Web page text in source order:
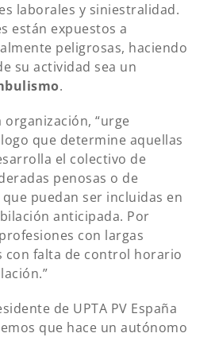
laborales y siniestralidad.
están expuestos a
peligrosas, haciendo
su actividad sea un
.
“urge
que determine aquellas
el colectivo de
penosas o de
puedan ser incluidas en
anticipada. Por
con largas
con falta de control horario
de UPTA PV España
que hace un autónomo